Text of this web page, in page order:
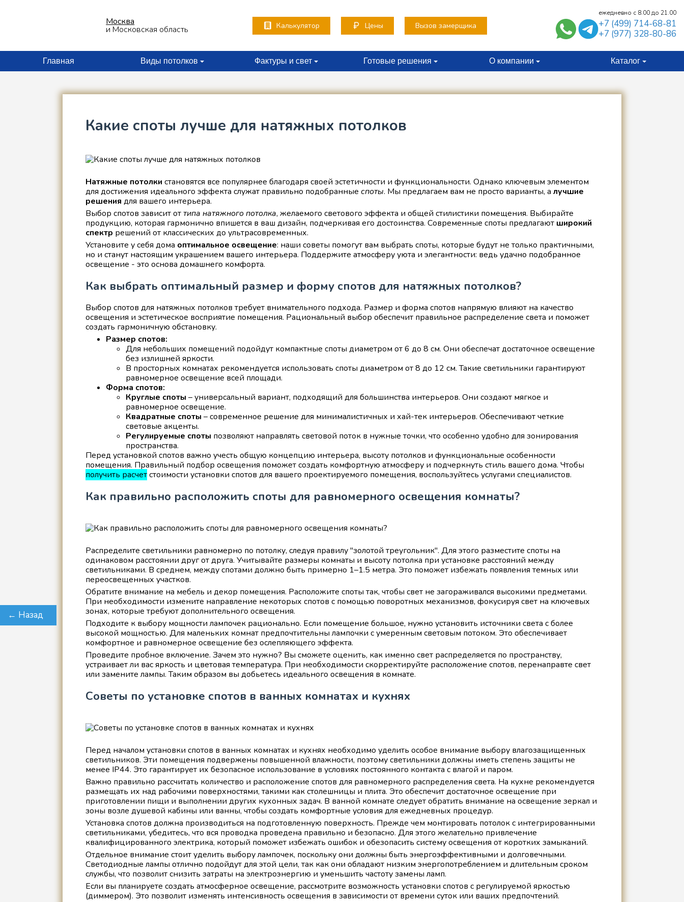
Отправьте заявку
менеджер свяжется с Вами
Даю согласие на обработку
персональных данных
Москва
и Московская область Калькулятор Цены Вызов замерщика
ежедневно с 8.00 до 21.00
+7 (499) 714-68-81
+7 (977) 328-80-86
Главная Виды потолков Фактуры и свет Готовые решения О компании Каталог
Какие споты лучше для натяжных потолков
Натяжные потолки становятся все популярнее благодаря своей эстетичности и функциональности. Однако ключевым элементом
для достижения идеального эффекта служат правильно подобранные споты. Мы предлагаем вам не просто варианты, а лучшие
решения для вашего интерьера.
Выбор спотов зависит оттипа натяжного потолка, желаемого светового эффекта и общей стилистики помещения. Выбирайте
продукцию, которая гармонично впишется в ваш дизайн, подчеркивая его достоинства. Современные споты предлагают широкий
спектр решений от классических до ультрасовременных.
Установите у себя дома оптимальное освещение: наши советы помогут вам выбрать споты, которые будут не только практичными,
но и станут настоящим украшением вашего интерьера. Поддержите атмосферу уюта и элегантности: ведь удачно подобранное
освещение - это основа домашнего комфорта.
Как выбрать оптимальный размер и форму спотов для натяжных потолков?
Выбор спотов для натяжных потолков требует внимательного подхода. Размер и форма спотов напрямую влияют на качество
освещения и эстетическое восприятие помещения. Рациональный выбор обеспечит правильное распределение света и поможет
создать гармоничную обстановку.
Размер спотов:
Для небольших помещений подойдут компактные споты диаметром от 6 до 8 см. Они обеспечат достаточное освещение
без излишней яркости.
В просторных комнатах рекомендуется использовать споты диаметром от 8 до 12 см. Такие светильники гарантируют
равномерное освещение всей площади.
Форма спотов:
Круглые споты – универсальный вариант, подходящий для большинства интерьеров. Они создают мягкое и
равномерное освещение.
Квадратные споты – современное решение для минималистичных и хай-тек интерьеров. Обеспечивают четкие
световые акценты.
Регулируемые споты позволяют направлять световой поток в нужные точки, что особенно удобно для зонирования
пространства.
Перед установкой спотов важно учесть общую концепцию интерьера, высоту потолков и функциональные особенности
помещения. Правильный подбор освещения поможет создать комфортную атмосферу и подчеркнуть стиль вашего дома. Чтобы
получить расчетстоимости установки спотов для вашего проектируемого помещения, воспользуйтесь услугами специалистов.
Как правильно расположить споты для равномерного освещения комнаты?
Распределите светильники равномерно по потолку, следуя правилу "золотой треугольник". Для этого разместите споты на
одинаковом расстоянии друг от друга. Учитывайте размеры комнаты и высоту потолка при установке расстояний между
светильниками. В среднем, между спотами должно быть примерно 1–1.5 метра. Это поможет избежать появления темных или
переосвещенных участков.
Обратите внимание на мебель и декор помещения. Расположите споты так, чтобы свет не загораживался высокими предметами.
При необходимости измените направление некоторых спотов с помощью поворотных механизмов, фокусируя свет на ключевых
зонах, которые требуют дополнительного освещения.
Подходите к выбору мощности лампочек рационально. Если помещение большое, нужно установить источники света с более
высокой мощностью. Для маленьких комнат предпочтительны лампочки с умеренным световым потоком. Это обеспечивает
комфортное и равномерное освещение без ослепляющего эффекта.
Проведите пробное включение. Зачем это нужно? Вы сможете оценить, как именно свет распределяется по пространству,
устраивает ли вас яркость и цветовая температура. При необходимости скорректируйте расположение спотов, перенаправте свет
или замените лампы. Таким образом вы добьетесь идеального освещения в комнате.
Советы по установке спотов в ванных комнатах и кухнях
Перед началом установки спотов в ванных комнатах и кухнях необходимо уделить особое внимание выбору влагозащищенных
светильников. Эти помещения подвержены повышенной влажности, поэтому светильники должны иметь степень защиты не
менее IP44. Это гарантирует их безопасное использование в условиях постоянного контакта с влагой и паром.
Важно правильно рассчитать количество и расположение спотов для равномерного распределения света. На кухне рекомендуется
размещать их над рабочими поверхностями, такими как столешницы и плита. Это обеспечит достаточное освещение при
приготовлении пищи и выполнении других кухонных задач. В ванной комнате следует обратить внимание на освещение зеркал и
зоны возле душевой кабины или ванны, чтобы создать комфортные условия для ежедневных процедур.
Установка спотов должна производиться на подготовленную поверхность. Прежде чем монтировать потолок с интегрированными
светильниками, убедитесь, что вся проводка проведена правильно и безопасно. Для этого желательно привлечение
квалифицированного электрика, который поможет избежать ошибок и обезопасить систему освещения от коротких замыканий.
Отдельное внимание стоит уделить выбору лампочек, поскольку они должны быть энергоэффективными и долговечными.
Светодиодные лампы отлично подойдут для этой цели, так как они обладают низким энергопотреблением и длительным сроком
службы, что позволит снизить затраты на электроэнергию и уменьшить частоту замены ламп.
Если вы планируете создать атмосферное освещение, рассмотрите возможность установки спотов с регулируемой яркостью
(диммером). Это позволит изменять интенсивность освещения в зависимости от времени суток или ваших предпочтений.
← Назад